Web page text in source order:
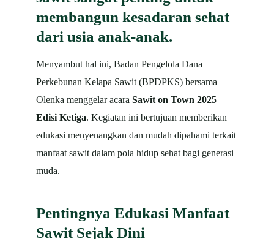
membangun kesadaran sehat
dari usia anak-anak.
Menyambut hal ini, Badan Pengelola Dana
Perkebunan Kelapa Sawit (BPDPKS) bersama
Olenka menggelar acara Sawit on Town 2025
Edisi Ketiga. Kegiatan ini bertujuan memberikan
edukasi menyenangkan dan mudah dipahami terkait
manfaat sawit dalam pola hidup sehat bagi generasi
muda.
Pentingnya Edukasi Manfaat
Sawit Sejak Dini